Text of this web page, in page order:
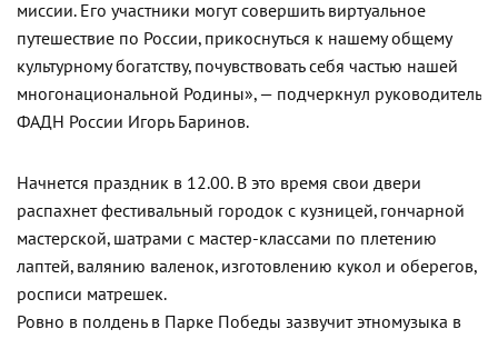
миссии. Его участники могут совершить виртуальное
путешествие по России, прикоснуться к нашему общему
культурному богатству, почувствовать себя частью нашей
многонациональной Родины», — подчеркнул руководитель
ФАДН России Игорь Баринов.
Начнется праздник в 12.00. В это время свои двери
распахнет фестивальный городок с кузницей, гончарной
мастерской, шатрами с мастер-классами по плетению
лаптей, валянию валенок, изготовлению кукол и оберегов,
росписи матрешек.
Ровно в полдень в Парке Победы зазвучит этномузыка в